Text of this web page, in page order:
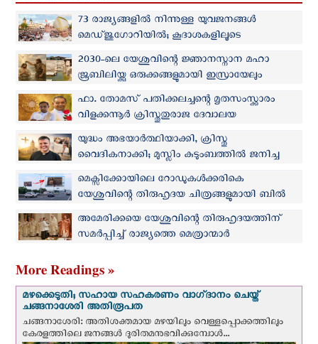
73 രാജ്യങ്ങളിൽ നിന്നുള്ള യുവജനങ്ങള്‍
മെഡ്‌ജുഗോറിയില്‍; കൂദാശകളിലൂടെ
ക്രിസ്തുവിലേക്ക് മടങ്ങുവാന്‍ പാപ്പയുടെ ആഹ്വാനം
2030-ലെ യേശുവിന്റെ ജ്ഞാനസ്നാന മഹാ
ജൂബിലിയ്ക്കു ഒരുക്കങ്ങളുമായി ഇസ്രായേലും
ജോര്‍ദാനും
ഫാ. തോമസ് പതിക്കലച്ചന്റെ മൃതസംസ്ക്കാരം
വിളക്കന്നൂർ ക്രിസ്തുതുരാജ ദേവാലയ
സെമിത്തേരിയില്‍
യുദ്ധം അഭയാർത്ഥിയാക്കി, ക്രിസ്തു
വൈദികനാക്കി; മുസ്ലിം കുടുംബത്തില്‍ ജനിച്ച
സെനാദ് ഇന്ന് കത്തോലിക്ക വൈദികന്‍
മെക്സിക്കോയിലെ റോഡുകള്‍ക്കരികെ
യേശുവിന്റെ തിരുഹൃദയ ചിത്രങ്ങളുമായി ബില്‍
ബോര്‍ഡുകള്‍
അമേരിക്കയെ യേശുവിന്റെ തിരുഹൃദയത്തിന്
സമര്‍പ്പിച്ച് രാജ്യത്തെ മെത്രാന്മാര്‍
More Readings »
മഴക്കെടുതി; സഹായ സഹകരണം വാഗ്‌ദാനം ചെയ്ത്
ചങ്ങനാശേരി അതിരൂപത
ചങ്ങനാശേരി: അതിശക്തമായ മഴയിലും വെള്ളപ്പൊക്കത്തിലും
കേരളത്തിലെ ജനങ്ങൾ ദുരിതമനുഭവിക്കുമ്പോൾ...